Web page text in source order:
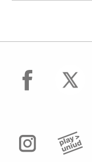
facebook